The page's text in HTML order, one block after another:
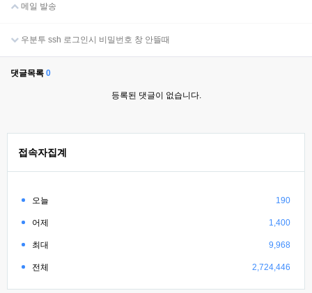
메일 발송
우분투 ssh 로그인시 비밀번호 창 안뜰때
댓글목록 0
등록된 댓글이 없습니다.
접속자집계
오늘 190
어제 1,400
최대 9,968
전체 2,724,446